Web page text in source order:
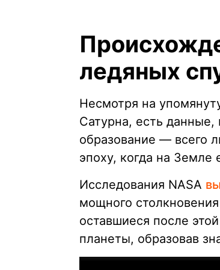
ледяных
Несмотря на
Сатурна, есть
образование — всего
эпоху, когда на
Исследования NASA
мощного
оставшиеся после
планеты, образовав